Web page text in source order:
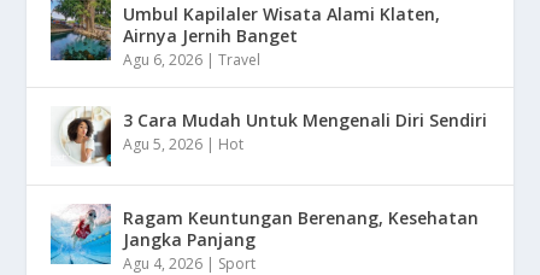
Umbul Kapilaler Wisata Alami Klaten,
Airnya Jernih Banget
Agu 6, 2026 |Travel
3 Cara Mudah Untuk Mengenali Diri Sendiri
Agu 5, 2026 | Hot
Ragam Keuntungan Berenang, Kesehatan
Jangka Panjang
Agu 4, 2026 | Sport